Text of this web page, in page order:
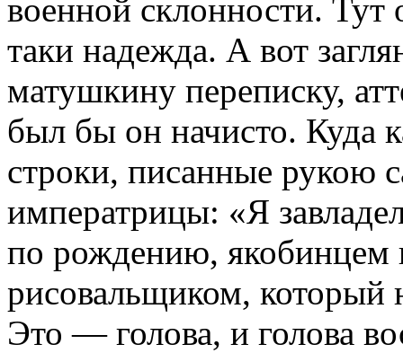
военной склонности. Тут
таки надежда. А вот
матушкину переписку,
был бы он начисто. Куда
строки, писанные рукою
императрицы: «Я
по рождению, якобинцем
рисовальщиком, который
Это — голова, и голова